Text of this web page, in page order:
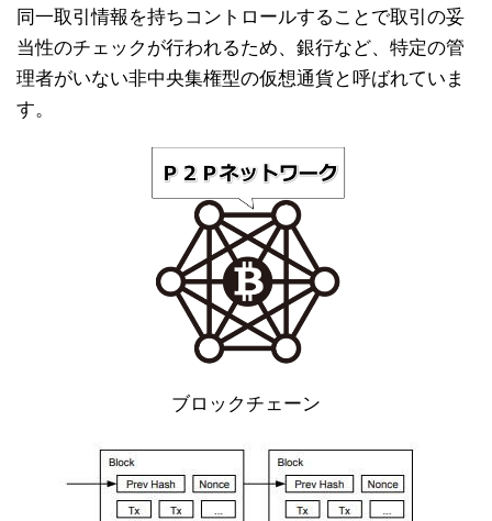
同一取引情報を持ちコントロールすることで取引の妥
当性のチェックが行われるため、銀行など、特定の管
理者がいない非中央集権型の仮想通貨と呼ばれていま
す。
ブロックチェーン